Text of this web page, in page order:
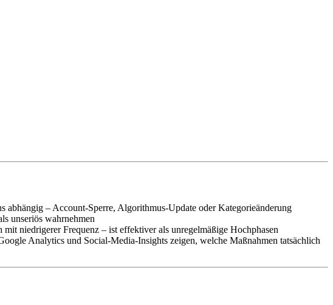
abhängig – Account-Sperre, Algorithmus-Update oder Kategorieänderung
unseriös wahrnehmen
niedrigerer Frequenz – ist effektiver als unregelmäßige Hochphasen
Analytics und Social-Media-Insights zeigen, welche Maßnahmen tatsächlich